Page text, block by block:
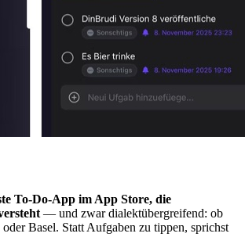
To-Do-App im App Store, die
— und zwar dialektübergreifend: ob
Basel. Statt Aufgaben zu tippen, sprichst